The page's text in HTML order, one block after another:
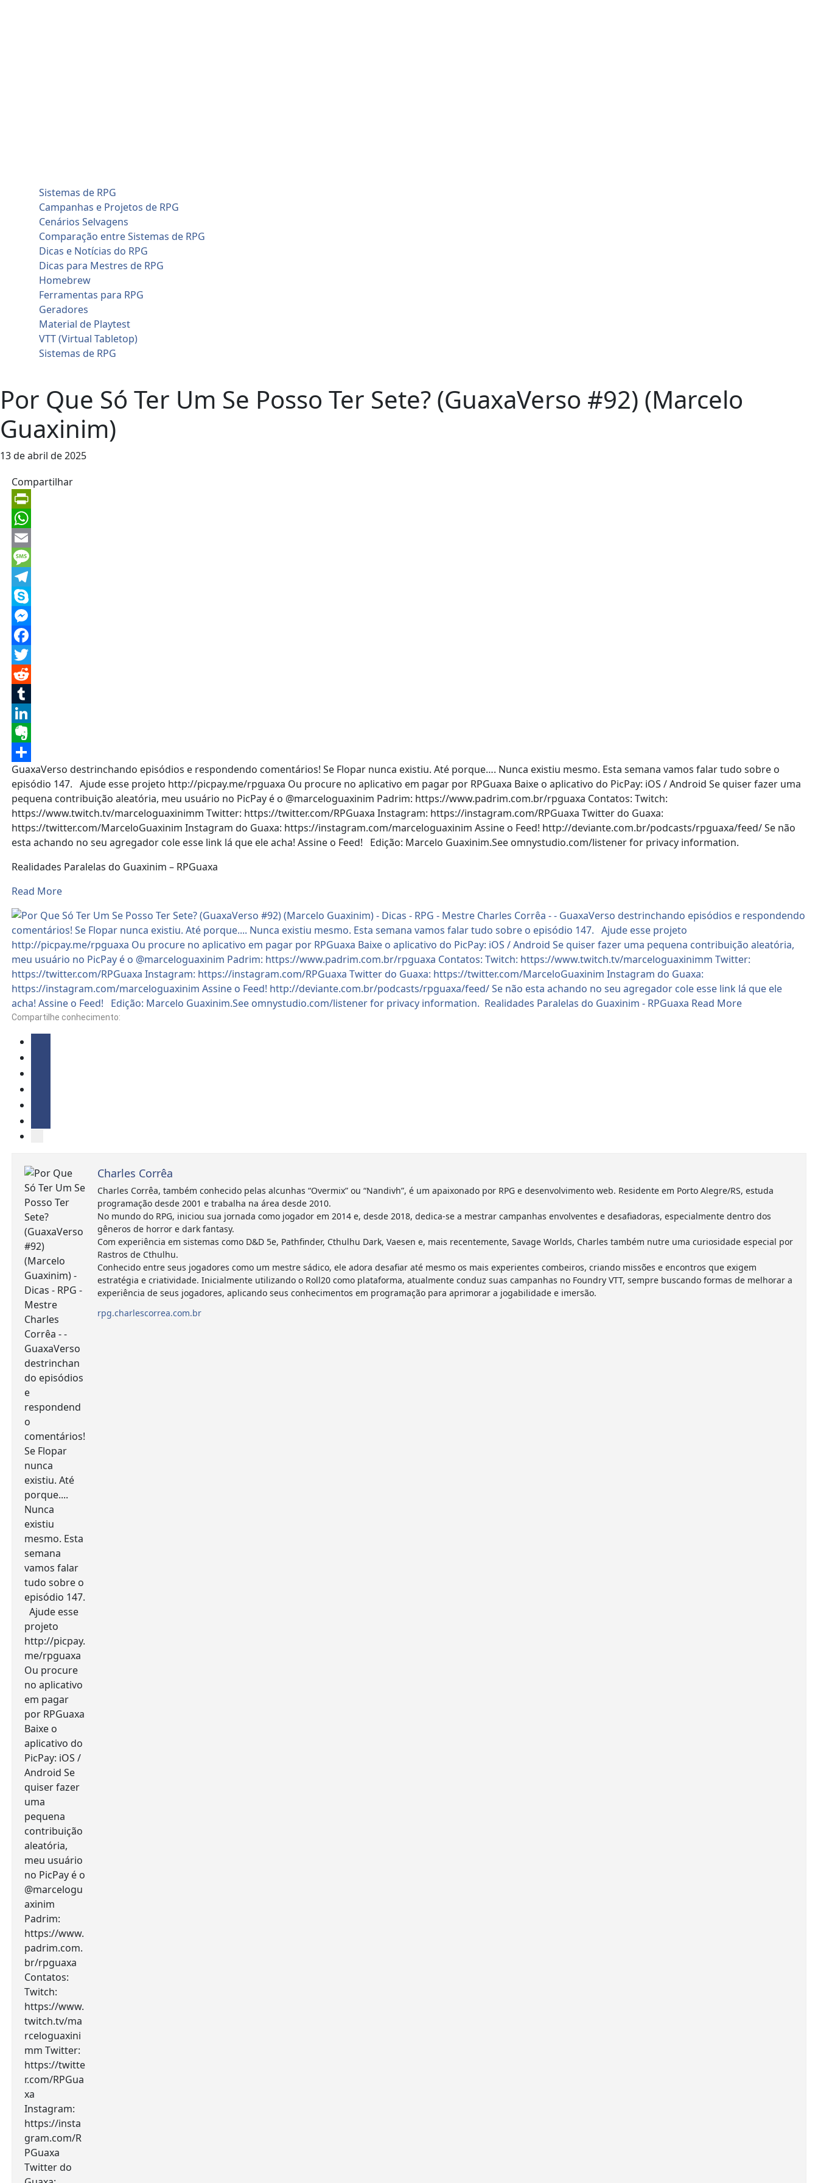
Sistemas de RPG
Campanhas e Projetos de RPG
Cenários Selvagens
Comparação entre Sistemas de RPG
Dicas e Notícias do RPG
Dicas para Mestres de RPG
Homebrew
Ferramentas para RPG
Geradores
Material de Playtest
VTT (Virtual Tabletop)
Sistemas de RPG
Por Que Só Ter Um Se Posso Ter Sete? (GuaxaVerso #92) (Marcelo
Guaxinim)
13 de abril de 2025
Compartilhar
PrintFriendly
WhatsApp
Email
Message
Telegram
Skype
Messenger
Facebook
Twitter
Reddit
Tumblr
LinkedIn
Evernote
Share
GuaxaVerso destrinchando episódios e respondendo comentários! Se Flopar nunca existiu. Até porque…. Nunca existiu mesmo. Esta semana vamos falar tudo sobre o
episódio 147. Ajude esse projeto http://picpay.me/rpguaxa Ou procure no aplicativo em pagar por RPGuaxa Baixe o aplicativo do PicPay: iOS / Android Se quiser fazer uma
pequena contribuição aleatória, meu usuário no PicPay é o @marceloguaxinim Padrim: https://www.padrim.com.br/rpguaxa Contatos: Twitch:
https://www.twitch.tv/marceloguaxinimm Twitter: https://twitter.com/RPGuaxa Instagram: https://instagram.com/RPGuaxa Twitter do Guaxa:
https://twitter.com/MarceloGuaxinim Instagram do Guaxa: https://instagram.com/marceloguaxinim Assine o Feed! http://deviante.com.br/podcasts/rpguaxa/feed/ Se não
esta achando no seu agregador cole esse link lá que ele acha! Assine o Feed! Edição: Marcelo Guaxinim.See omnystudio.com/listener for privacy information.
Realidades Paralelas do Guaxinim – RPGuaxa
Read More
Compartilhe conhecimento:
Charles Corrêa
Charles Corrêa, também conhecido pelas alcunhas “Overmix” ou “Nandivh”, é um apaixonado por RPG e desenvolvimento web. Residente em Porto Alegre/RS, estuda
programação desde 2001 e trabalha na área desde 2010.
No mundo do RPG, iniciou sua jornada como jogador em 2014 e, desde 2018, dedica-se a mestrar campanhas envolventes e desafiadoras, especialmente dentro dos
gêneros de horror e dark fantasy.
Com experiência em sistemas como D&D 5e, Pathfinder, Cthulhu Dark, Vaesen e, mais recentemente, Savage Worlds, Charles também nutre uma curiosidade especial por
Rastros de Cthulhu.
Conhecido entre seus jogadores como um mestre sádico, ele adora desafiar até mesmo os mais experientes combeiros, criando missões e encontros que exigem
estratégia e criatividade. Inicialmente utilizando o Roll20 como plataforma, atualmente conduz suas campanhas no Foundry VTT, sempre buscando formas de melhorar a
experiência de seus jogadores, aplicando seus conhecimentos em programação para aprimorar a jogabilidade e imersão.
rpg.charlescorrea.com.br